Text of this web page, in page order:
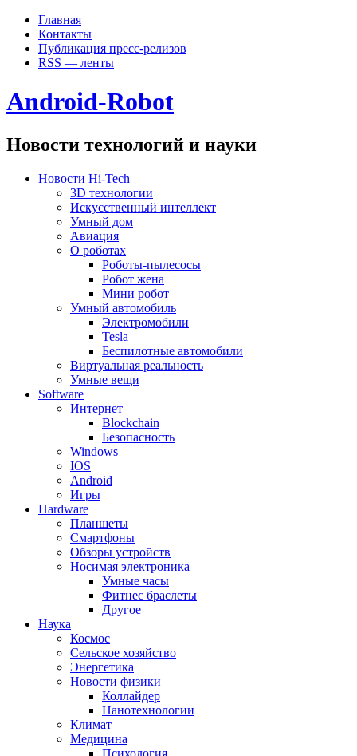
Главная
Контакты
Публикация пресс-релизов
RSS — ленты
Android-Robot
Новости технологий и науки
Новости Hi-Tech
3D технологии
Искусственный интеллект
Умный дом
Авиация
О роботах
Роботы-пылесосы
Робот жена
Мини робот
Умный автомобиль
Электромобили
Tesla
Беспилотные автомобили
Виртуальная реальность
Умные вещи
Software
Интернет
Blockchain
Безопасность
Windows
IOS
Android
Игры
Hardware
Планшеты
Смартфоны
Обзоры устройств
Носимая электроника
Умные часы
Фитнес браслеты
Другое
Наука
Космос
Сельское хозяйство
Энергетика
Новости физики
Коллайдер
Нанотехнологии
Климат
Медицина
Психология